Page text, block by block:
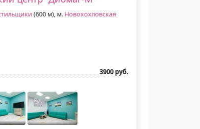
(600 м), м. Новохохловская
3900 руб.